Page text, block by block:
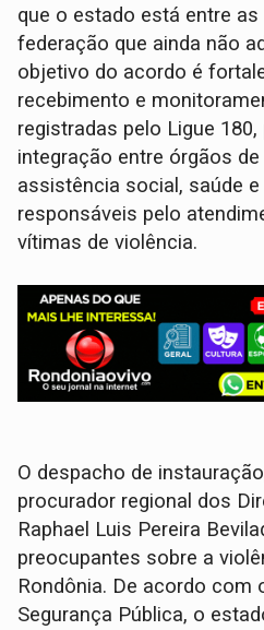
que o estado está entre
federação que ainda não
objetivo do acordo é
recebimento e
registradas pelo Ligue
integração entre órgãos
assistência social, saúde
responsáveis pelo
vítimas de violência.
O despacho de
procurador regional dos
Raphael Luis Pereira
preocupantes sobre a
Rondônia. De acordo com
Segurança Pública, o